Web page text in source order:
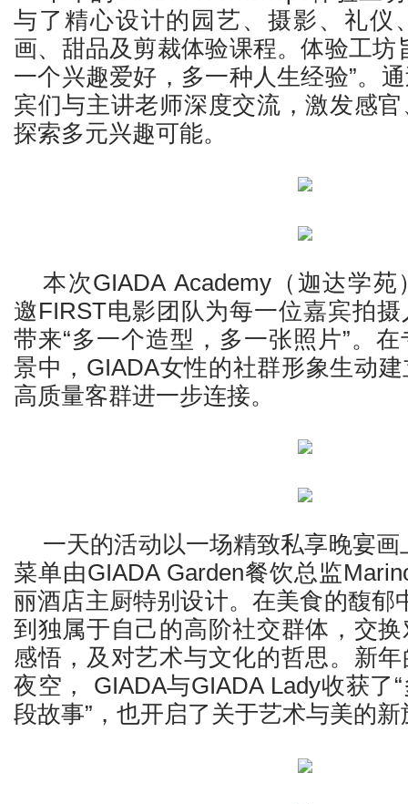
与了精心设计的园艺、摄影、礼仪
画、甜品及剪裁体验课程。体验工坊
一个兴趣爱好，多一种人生经验”。
宾们与主讲老师深度交流，激发感
探索多元兴趣可能。
本次GIADA Academy（迦达学苑
邀FIRST电影团队为每一位嘉宾拍
带来“多一个造型，多一张照片”。
景中，GIADA女性的社群形象生动
高质量客群进一步连接。
一天的活动以一场精致私享晚宴
菜单由GIADA Garden餐饮总监
丽酒店主厨特别设计。在美食的馥郁
到独属于自己的高阶社交群体，交
感悟，及对艺术与文化的哲思。新
夜空， GIADA与GIADA Lady收获了
段故事”，也开启了关于艺术与美的新